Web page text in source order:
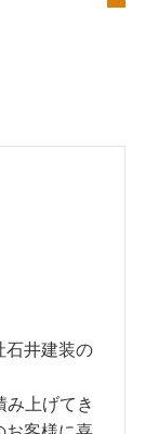
石井建装の
み上げてき